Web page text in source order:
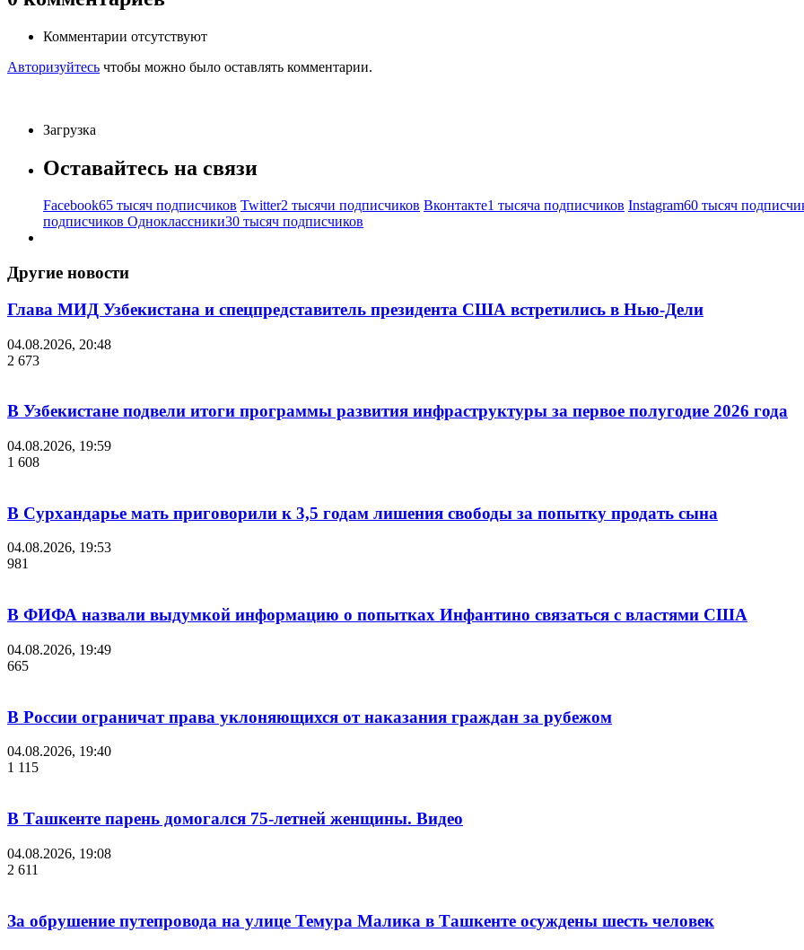
Комментарии отсутствуют
Авторизуйтесь чтобы можно было оставлять комментарии.
Загрузка
Оставайтесь на связи
Facebook65 тысяч подписчиков Twitter2 тысячи подписчиков Вконтакте1 тысяча подписчиков Instagram60 тысяч
подписчиков Одноклассники30 тысяч подписчиков
Другие новости
Глава МИД Узбекистана и спецпредставитель президента США встретились в Нью-Дели
04.08.2026, 20:48
2 673
В Узбекистане подвели итоги программы развития инфраструктуры за первое полугодие 2026 года
04.08.2026, 19:59
1 608
В Сурхандарье мать приговорили к 3,5 годам лишения свободы за попытку продать сына
04.08.2026, 19:53
981
В ФИФА назвали выдумкой информацию о попытках Инфантино связаться с властями США
04.08.2026, 19:49
665
В России ограничат права уклоняющихся от наказания граждан за рубежом
04.08.2026, 19:40
1 115
В Ташкенте парень домогался 75-летней женщины. Видео
04.08.2026, 19:08
2 611
За обрушение путепровода на улице Темура Малика в Ташкенте осуждены шесть человек